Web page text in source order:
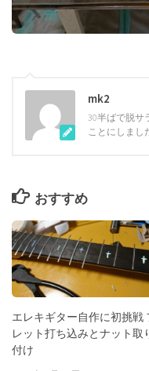
mk2
30半ばで脱サ
ことにしまし
おすすめ
エレキギター自作に初挑戦
レット打ち込みとナット取
付け